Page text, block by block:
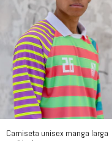
Camiseta unisex manga larga